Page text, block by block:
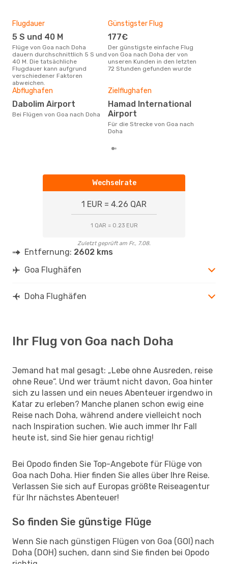
Flugdauer
5 S und 40 M
Flüge von Goa nach Doha
dauern durchschnittlich 5 S und
40 M. Die tatsächliche
Flugdauer kann aufgrund
verschiedener Faktoren
abweichen.
Günstigster Flug
177€
Der günstigste einfache Flug
von Goa nach Doha der von
unseren Kunden in den letzten
72 Stunden gefunden wurde
Abflughafen
Dabolim Airport
Bei Flügen von Goa nach Doha
Zielflughafen
Hamad International
Airport
Für die Strecke von Goa nach
Doha
Wechselrate
1 EUR = 4.26 QAR
1 QAR = 0.23 EUR
Zuletzt geprüft am Fr., 7.08.
Entfernung: 2602 kms
Goa Flughäfen
Doha Flughäfen
Ihr Flug von Goa nach Doha
Jemand hat mal gesagt: „Lebe ohne Ausreden, reise
ohne Reue“. Und wer träumt nicht davon, Goa hinter
sich zu lassen und ein neues Abenteuer irgendwo in
Katar zu erleben? Manche planen schon ewig eine
Reise nach Doha, während andere vielleicht noch
nach Inspiration suchen. Wie auch immer Ihr Fall
heute ist, sind Sie hier genau richtig!
Bei Opodo finden Sie Top-Angebote für Flüge von
Goa nach Doha. Hier finden Sie alles über Ihre Reise.
Verlassen Sie sich auf Europas größte Reiseagentur
für Ihr nächstes Abenteuer!
So finden Sie günstige Flüge
Wenn Sie nach günstigen Flügen von Goa (GOI) nach
Doha (DOH) suchen, dann sind Sie finden bei Opodo